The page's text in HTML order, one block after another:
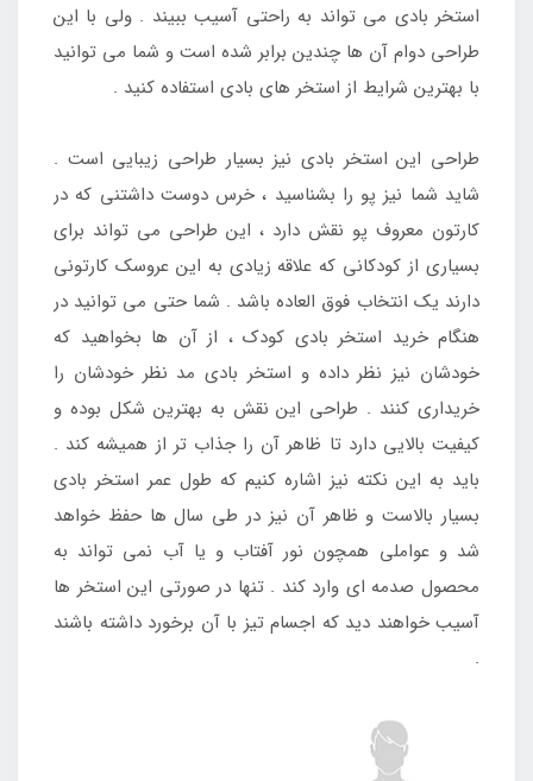
استخر بادی می تواند به راحتی آسیب ببیند . ولی با این
طراحی دوام آن ها چندین برابر شده است و شما می توانید
با بهترین شرایط از استخر های بادی استفاده کنید .
طراحی این استخر بادی نیز بسیار طراحی زیبایی است .
شاید شما نیز پو را بشناسید ، خرس دوست داشتنی که در
کارتون معروف پو نقش دارد ، این طراحی می تواند برای
بسیاری از کودکانی که علاقه زیادی به این عروسک کارتونی
دارند یک انتخاب فوق العاده باشد . شما حتی می توانید در
هنگام خرید استخر بادی کودک ، از آن ها بخواهید که
خودشان نیز نظر داده و استخر بادی مد نظر خودشان را
خریداری کنند . طراحی این نقش به بهترین شکل بوده و
کیفیت بالایی دارد تا ظاهر آن را جذاب تر از همیشه کند .
باید به این نکته نیز اشاره کنیم که طول عمر استخر بادی
بسیار بالاست و ظاهر آن نیز در طی سال ها حفظ خواهد
شد و عواملی همچون نور آفتاب و یا آب نمی تواند به
محصول صدمه ای وارد کند . تنها در صورتی این استخر ها
آسیب خواهند دید که اجسام تیز با آن برخورد داشته باشند
.